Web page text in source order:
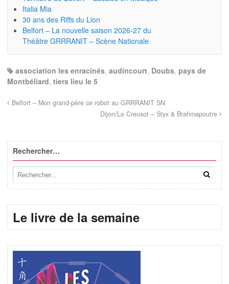
Italia Mia
30 ans des Riffs du Lion
Belfort – La nouvelle saison 2026-27 du
Théâtre GRRRANIT – Scène Nationale
association les enracinés, audincourt, Doubs, pays de
Montbéliard, tiers lieu le 5
Belfort – Mon grand-père ce robot au GRRRANIT SN
Dijon/Le Creusot – Styx & Brahmapoutre
Rechercher…
Le livre de la semaine